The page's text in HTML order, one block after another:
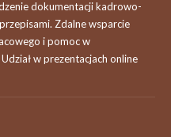
dokumentacji kadrowo-
Zdalne wsparcie
i pomoc w
w prezentacjach online